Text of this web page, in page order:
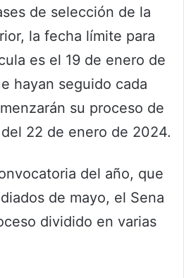
de selección de la
la fecha límite para
es el 19 de enero de
hayan seguido cada
su proceso de
22 de enero de 2024.
del año, que
de mayo, el Sena
dividido en varias